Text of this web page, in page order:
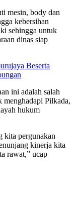
mesin, body dan
kebersihan
sehingga untuk
dinas siap
Beserta
ini adalah salah
menghadapi Pilkada,
hukum
kita pergunakan
kinerja kita
rawat,” ucap